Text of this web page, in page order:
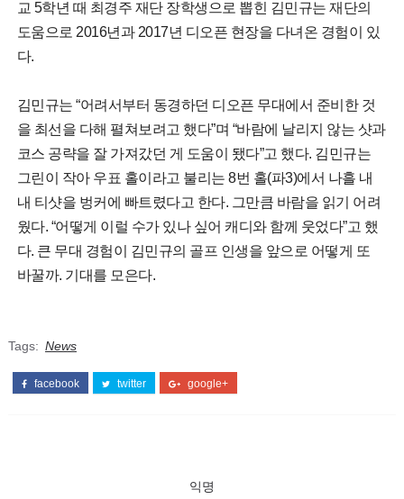
교 5학년 때 최경주 재단 장학생으로 뽑힌 김민규는 재단의
도움으로 2016년과 2017년 디오픈 현장을 다녀온 경험이 있
다.
김민규는 “어려서부터 동경하던 디오픈 무대에서 준비한 것
을 최선을 다해 펼쳐보려고 했다”며 “바람에 날리지 않는 샷과
코스 공략을 잘 가져갔던 게 도움이 됐다”고 했다. 김민규는
그린이 작아 우표 홀이라고 불리는 8번 홀(파3)에서 나흘 내
내 티샷을 벙커에 빠트렸다고 한다. 그만큼 바람을 읽기 어려
웠다. “어떻게 이럴 수가 있나 싶어 캐디와 함께 웃었다”고 했
다. 큰 무대 경험이 김민규의 골프 인생을 앞으로 어떻게 또
바꿀까. 기대를 모은다.
Tags: News
facebook twitter google+
익명